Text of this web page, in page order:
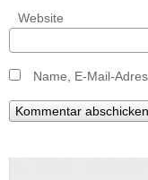
Website
Name, E-Mail-